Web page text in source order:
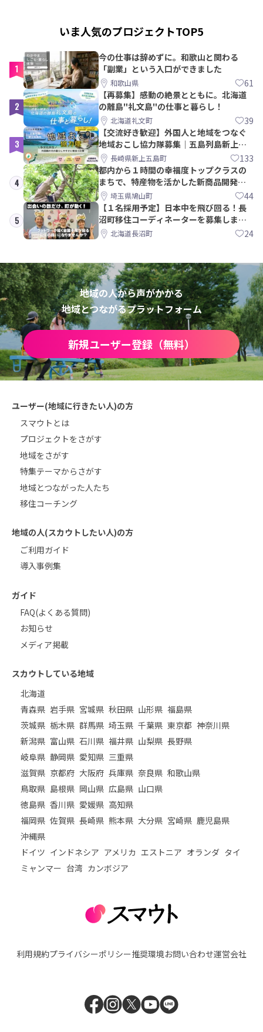
いま人気のプロジェクトTOP5
1
今の仕事は辞めずに。和歌山と関わる
「副業」という入口ができました
和歌山県 61
2
【再募集】感動の絶景とともに。北海道
の離島"礼文島"の仕事と暮らし！
北海道礼文町 39
3
【交流好き歓迎】外国人と地域をつなぐ
地域おこし協力隊募集｜五島列島新上五
島町長崎県新上五島町 133
4
都内から１時間の幸福度トップクラスの
まちで、特産物を活かした新商品開発＆
PRメンバー募集！
埼玉県鳩山町 44
5
【１名採用予定】日本中を飛び回る！長
沼町移住コーディネーターを募集しま
す！北海道長沼町 24
地域の人から声がかかる
地域とつながるプラットフォーム
新規ユーザー登録（無料）
ユーザー(地域に行きたい人)の方
スマウトとは
プロジェクトをさがす
地域をさがす
特集テーマからさがす
地域とつながった人たち
移住コーチング
地域の人(スカウトしたい人)の方
ご利用ガイド
導入事例集
ガイド
FAQ(よくある質問)
お知らせ
メディア掲載
スカウトしている地域
北海道
青森県 岩手県 宮城県 秋田県 山形県 福島県
茨城県 栃木県 群馬県 埼玉県 千葉県 東京都 神奈川県
新潟県 富山県 石川県 福井県 山梨県 長野県
岐阜県 静岡県 愛知県 三重県
滋賀県 京都府 大阪府 兵庫県 奈良県 和歌山県
鳥取県 島根県 岡山県 広島県 山口県
徳島県 香川県 愛媛県 高知県
福岡県 佐賀県 長崎県 熊本県 大分県 宮崎県 鹿児島県
沖縄県
ドイツ インドネシア アメリカ エストニア オランダ タイ
ミャンマー 台湾 カンボジア
利用規約プライバシーポリシー推奨環境お問い合わせ運営会社